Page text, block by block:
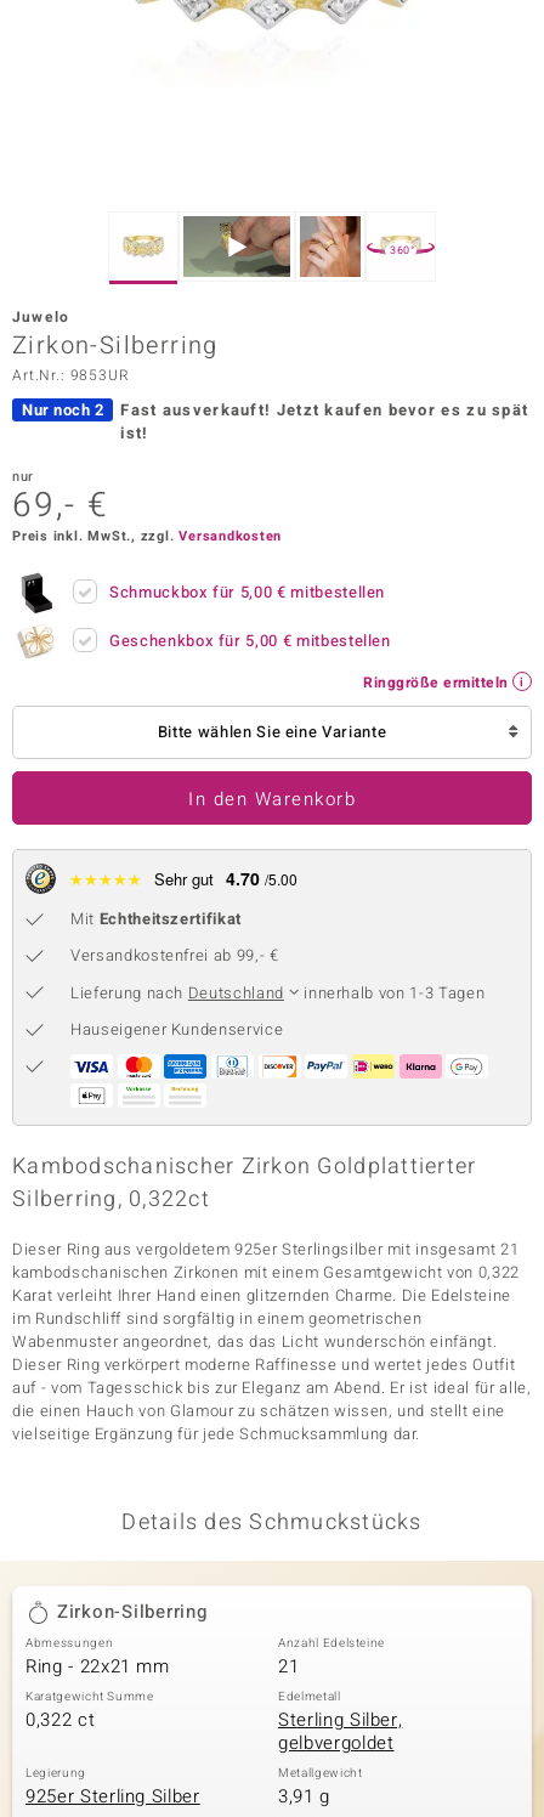
Vogue
BY DE MELO
Collection
Classics
360°
Juwelo
Zirkon-Silberring
Art.Nr.: 9853UR
Nur noch 2 Fast ausverkauft! Jetzt kaufen bevor es zu spät
ist!
nur
69,- €
Preis inkl. MwSt., zzgl.Versandkosten
Schmuckbox für 5,00 € mitbestellen
Geschenkbox für 5,00 € mitbestellen
Ringgröße ermitteln
Bitte wählen Sie eine Variante
In den Warenkorb
★★★★★ Sehr gut 4.70 /5.00
Mit Echtheitszertifikat
Versandkostenfrei ab 99,- €
Lieferung nach Deutschland
innerhalb von 1-3 Tagen
Hauseigener Kundenservice
Kambodschanischer Zirkon Goldplattierter
Silberring, 0,322ct
Dieser Ring aus vergoldetem 925er Sterlingsilber mit insgesamt 21
kambodschanischen Zirkonen mit einem Gesamtgewicht von 0,322
Karat verleiht Ihrer Hand einen glitzernden Charme. Die Edelsteine
im Rundschliff sind sorgfältig in einem geometrischen
Wabenmuster angeordnet, das das Licht wunderschön einfängt.
Dieser Ring verkörpert moderne Raffinesse und wertet jedes Outfit
auf - vom Tagesschick bis zur Eleganz am Abend. Er ist ideal für alle,
die einen Hauch von Glamour zu schätzen wissen, und stellt eine
vielseitige Ergänzung für jede Schmucksammlung dar.
Details des Schmuckstücks
Zirkon-Silberring
Abmessungen
Ring - 22x21 mm
Anzahl Edelsteine
21
Karatgewicht Summe
0,322 ct
Edelmetall
Sterling Silber,
gelbvergoldet
Legierung
925er Sterling Silber
Metallgewicht
3,91 g